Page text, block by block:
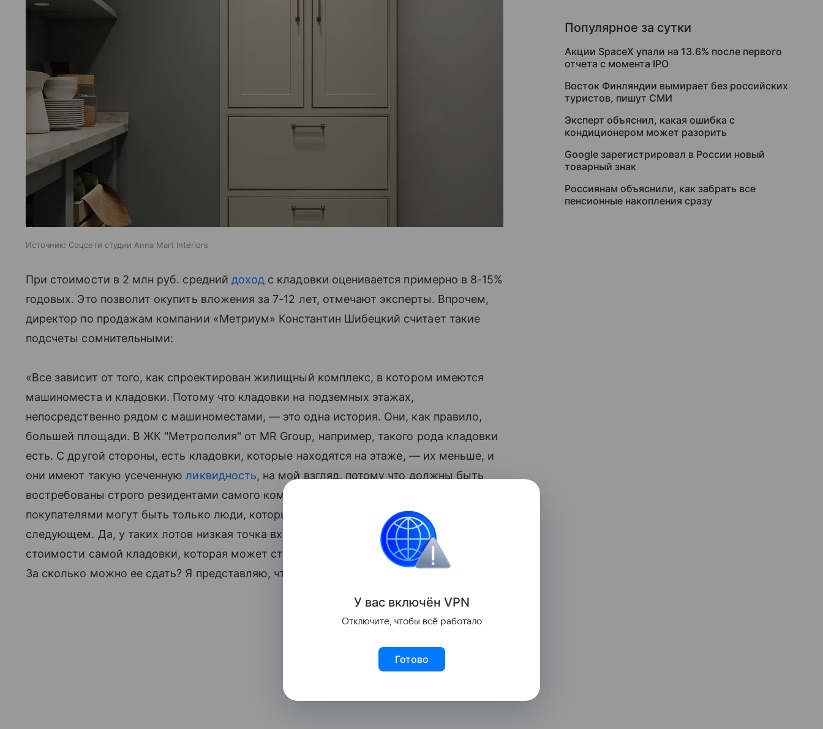
Источник: Соцсети студии Anna Mart Interiors
При стоимости в 2 млн руб. средний доход с кладовки оценивается примерно в 8-15%
годовых. Это позволит окупить вложения за 7-12 лет, отмечают эксперты. Впрочем,
директор по продажам компании «Метриум» Константин Шибецкий считает такие
подсчеты сомнительными:
«Все зависит от того, как спроектирован жилищный комплекс, в котором имеются
машиноместа и кладовки. Потому что кладовки на подземных этажах,
непосредственно рядом с машиноместами, — это одна история. Они, как правило,
большей площади. В ЖК "Метрополия" от MR Group, например, такого рода кладовки
есть. С другой стороны, есть кладовки, которые находятся на этаже, — их меньше, и
они имеют такую усеченнуюликвидность, на мой взгляд, потому что должны быть
востребованы строго резидентами самого комплекса. Вплоть до того, что
покупателями могут быть только люди, которые находятся на этом этаже или на
следующем. Да, у таких лотов низкая точка входа, но
рентабельностьзависит от
стоимости самой кладовки, которая может стоить меньше миллиона (около 2 кв. м).
За сколько можно ее сдать? Я представляю, что буду снимать за 10 тыс. в месяц».
Популярное за сутки
Акции SpaceX упали на 13.6% после первого
отчета с момента IPO
Восток Финляндии вымирает без российских
туристов, пишут СМИ
Эксперт объяснил, какая ошибка с
кондиционером может разорить
Google зарегистрировал в России новый
товарный знак
Россиянам объяснили, как забрать все
пенсионные накопления сразу
У вас включён VPN
Отключите, чтобы всё работало
Готово